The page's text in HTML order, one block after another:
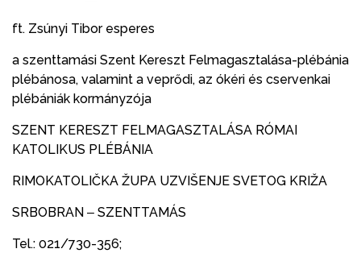
ft. Zsúnyi Tibor esperes
a szenttamási Szent Kereszt Felmagasztalása-plébánia
plébánosa, valamint a veprődi, az ókéri és cservenkai
plébániák kormányzója
SZENT KERESZT FELMAGASZTALÁSA RÓMAI
KATOLIKUS PLÉBÁNIA
RIMOKATOLIČKA ŽUPA UZVIŠENJE SVETOG KRIŽA
SRBOBRAN ‒ SZENTTAMÁS
Tel.: 021/730-356;